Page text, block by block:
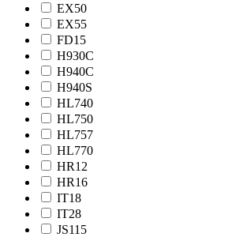
EX50
EX55
FD15
H930C
H940C
H940S
HL740
HL750
HL757
HL770
HR12
HR16
IT18
IT28
JS115